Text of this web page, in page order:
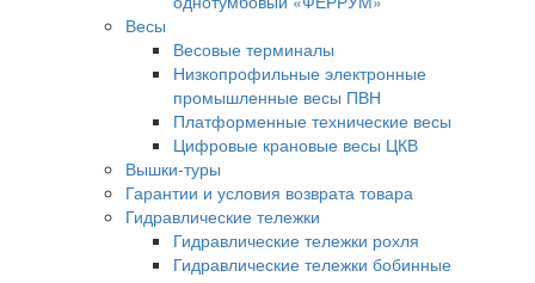
Весы
Весовые терминалы
Низкопрофильные электронные
промышленные весы ПВН
Платформенные технические весы
Цифровые крановые весы ЦКВ
Вышки-туры
Гарантии и условия возврата товара
Гидравлические тележки
Гидравлические тележки рохля
Гидравлические тележки бобинные